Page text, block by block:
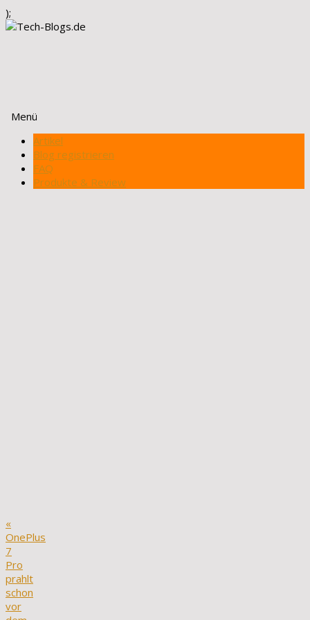
);
Menü
Zum
Inhalt
springen
Artikel
Blog registrieren
FAQ
Produkte & Review
«
OnePlus
7
Pro
prahlt
schon
vor